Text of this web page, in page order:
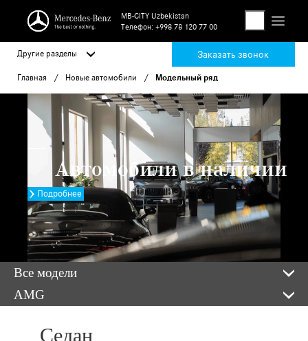
MB-CITY Uzbekistan
Телефон: +998 78 120 77 00
Другие разделы Заказать звонок
Главная Новые автомобили Модельный ряд
Автомобили в наличии
Подробнее
Все модели
AMG
Cедан